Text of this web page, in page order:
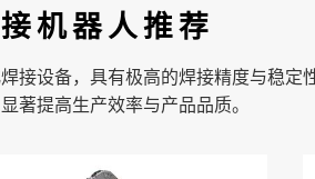
机器人推荐
接设备，具有极高的焊接精度与稳定
著提高生产效率与产品品质。